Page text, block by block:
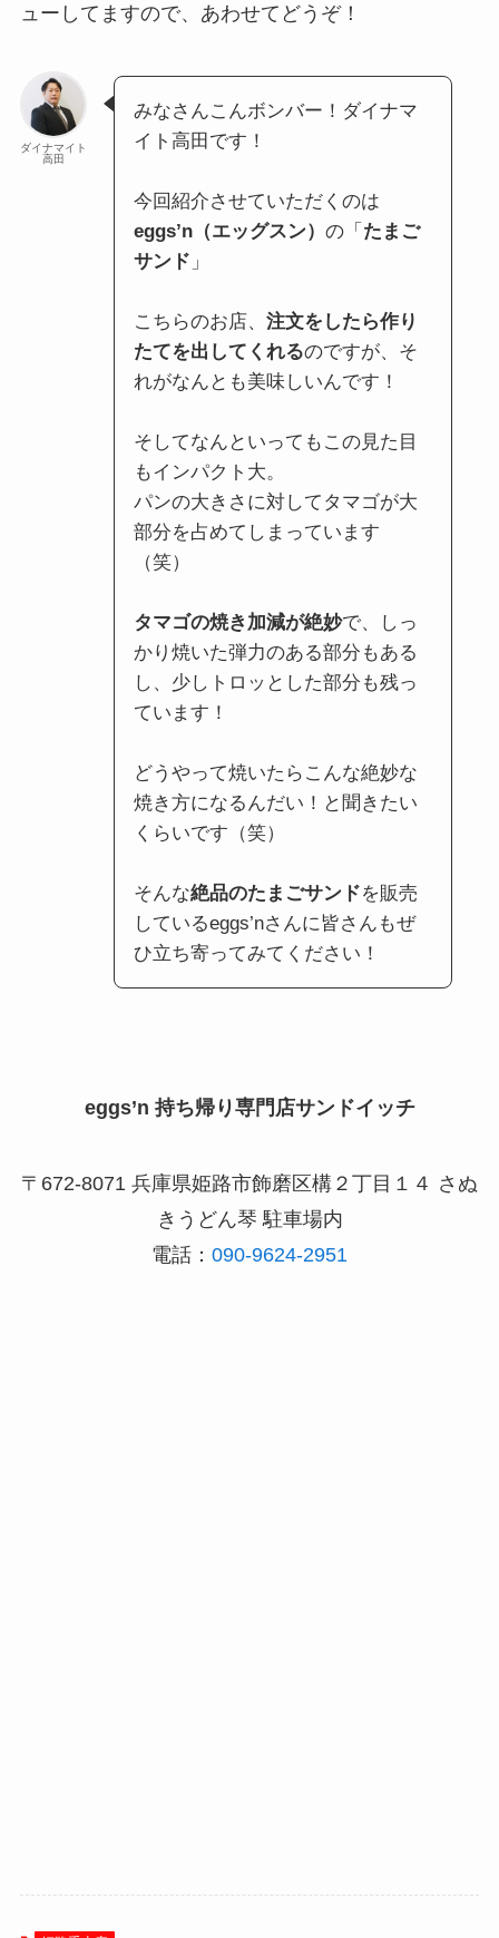
ューしてますので、あわせてどうぞ！
ダイナマイト
高田
みなさんこんボンバー！ダイナマ
イト高田です！
今回紹介させていただくのは
eggs’n（エッグスン） の「 たまご
サンド 」
こちらのお店、 注文をしたら作り
たてを出してくれるのですが、そ
れがなんとも美味しいんです！
そしてなんといってもこの見た目
もインパクト大。
パンの大きさに対してタマゴが大
部分を占めてしまっています
（笑）
タマゴの焼き加減が絶妙で、しっ
かり焼いた弾力のある部分もある
し、少しトロッとした部分も残っ
ています！
どうやって焼いたらこんな絶妙な
焼き方になるんだい！と聞きたい
くらいです（笑）
そんな絶品のたまごサンドを販売
しているeggs’nさんに皆さんもぜ
ひ立ち寄ってみてください！
eggs’n 持ち帰り専門店サンドイッチ
〒672-8071 兵庫県姫路市飾磨区構２丁目１４ さぬ
きうどん琴 駐車場内
電話： 090-9624-2951